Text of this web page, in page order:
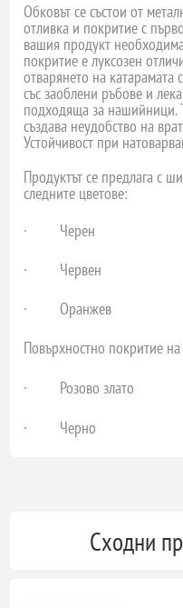
Обковът се състои от
отливка и покритие с
вашия продукт
покритие е луксозен
отварянето на катарамата
със заоблени ръбове и
подходяща за нашийници.
създава неудобство на
Устойчивост при
Продуктът се предлага с
следните цветове:
·
Черен
·
Червен
·
Оранжев
Повърхностно покритие
·
Розово злато
·
Черно
Сходни